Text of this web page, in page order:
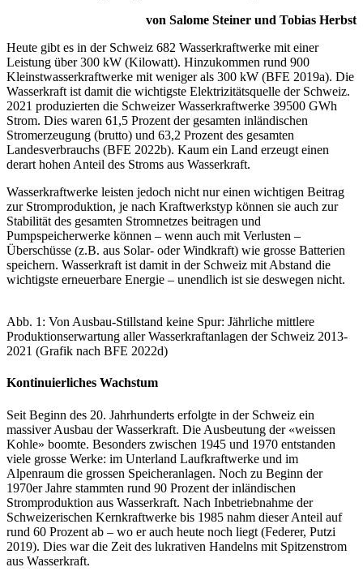
von Salome Steiner und Tobias Herbst
Heute gibt es in der Schweiz 682 Wasserkraftwerke mit einer
Leistung über 300 kW (Kilowatt). Hinzukommen rund 900
Kleinstwasserkraftwerke mit weniger als 300 kW (BFE 2019a). Die
Wasserkraft ist damit die wichtigste Elektrizitätsquelle der Schweiz.
2021 produzierten die Schweizer Wasserkraftwerke 39500 GWh
Strom. Dies waren 61,5 Prozent der gesamten inländischen
Stromerzeugung (brutto) und 63,2 Prozent des gesamten
Landesverbrauchs (BFE 2022b). Kaum ein Land erzeugt einen
derart hohen Anteil des Stroms aus Wasserkraft.
Wasserkraftwerke leisten jedoch nicht nur einen wichtigen Beitrag
zur Stromproduktion, je nach Kraftwerkstyp können sie auch zur
Stabilität des gesamten Stromnetzes beitragen und
Pumpspeicherwerke können – wenn auch mit Verlusten –
Überschüsse (z.B. aus Solar- oder Windkraft) wie grosse Batterien
speichern. Wasserkraft ist damit in der Schweiz mit Abstand die
wichtigste erneuerbare Energie – unendlich ist sie deswegen nicht.
Abb. 1: Von Ausbau-Stillstand keine Spur: Jährliche mittlere
Produktionserwartung aller Wasserkraftanlagen der Schweiz 2013-
2021 (Grafik nach BFE 2022d)
Kontinuierliches Wachstum
Seit Beginn des 20. Jahrhunderts erfolgte in der Schweiz ein
massiver Ausbau der Wasserkraft. Die Ausbeutung der «weissen
Kohle» boomte. Besonders zwischen 1945 und 1970 entstanden
viele grosse Werke: im Unterland Laufkraftwerke und im
Alpenraum die grossen Speicheranlagen. Noch zu Beginn der
1970er Jahre stammten rund 90 Prozent der inländischen
Stromproduktion aus Wasserkraft. Nach Inbetriebnahme der
Schweizerischen Kernkraftwerke bis 1985 nahm dieser Anteil auf
rund 60 Prozent ab – wo er auch heute noch liegt (Federer, Putzi
2019). Dies war die Zeit des lukrativen Handelns mit Spitzenstrom
aus Wasserkraft.